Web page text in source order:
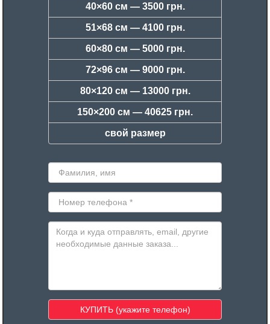
40×60 см — 3500 грн.
51×68 см — 4100 грн.
60×80 см — 5000 грн.
72×96 см — 9000 грн.
80×120 см — 13000 грн.
150×200 см — 40625 грн.
свой размер